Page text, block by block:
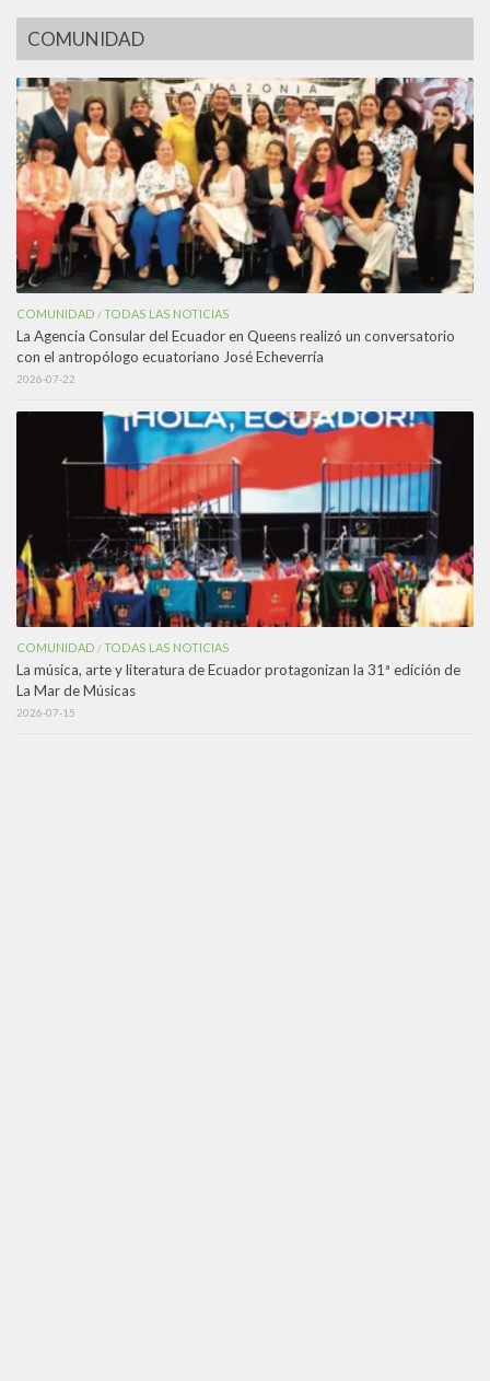
COMUNIDAD
COMUNIDAD /TODAS LAS NOTICIAS
La Agencia Consular del Ecuador en Queens realizó un conversatorio
con el antropólogo ecuatoriano José Echeverría
2026-07-22
COMUNIDAD /TODAS LAS NOTICIAS
La música, arte y literatura de Ecuador protagonizan la 31ª edición de
La Mar de Músicas
2026-07-15